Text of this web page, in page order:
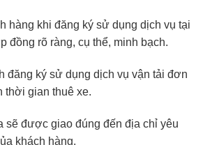
hàng khi đăng ký sử dụng dịch vụ tại
đồng rõ ràng, cụ thể, minh bạch.
đăng ký sử dụng dịch vụ vận tải đơn
thời gian thuê xe.
sẽ được giao đúng đến địa chỉ yêu
khách hàng.